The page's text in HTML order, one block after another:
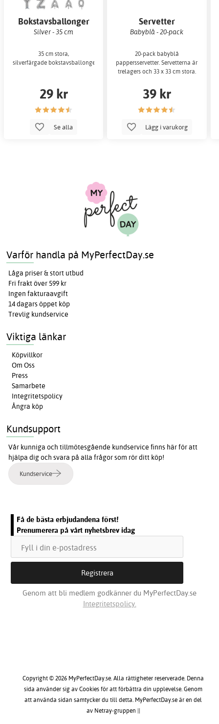
Bokstavsballonger
Silver - 35 cm
35 cm stora,
silverfärgade bokstavsballonger.
29 kr
Se alla
Servetter
Babyblå - 20-pack
20-pack babyblå
pappersservetter. Servetterna är
trelagers och 33 x 33 cm stora.
39 kr
Lägg i varukorg
Varför handla på MyPerfectDay.se
Låga priser & stort utbud
Fri frakt över 599 kr
Ingen fakturaavgift
14 dagars öppet köp
Trevlig kundservice
Viktiga länkar
Köpvillkor
Om Oss
Press
Samarbete
Integritetspolicy
Ångra köp
Kundsupport
Vår kunniga och tillmötesgående kundservice finns här för att
hjälpa dig och svara på alla frågor som rör ditt köp!
Kundservice
Få de bästa erbjudandena först!
Prenumerera på vårt nyhetsbrev idag
Genom att bli medlem godkänner du MyPerfectDay.se
Integritetspolicy.
Copyright © 2026 MyPerfectDay.se. Alla rättigheter reserverade. Denna
sida använder sig av Cookies för att förbättra din upplevelse. Genom
att använda sidan samtycker du till detta. MyPerfectDay.se är en del
av Netray-gruppen ||